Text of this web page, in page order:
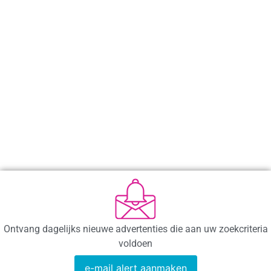
Ontvang dagelijks nieuwe advertenties die aan uw zoekcriteria
voldoen
e-mail alert aanmaken